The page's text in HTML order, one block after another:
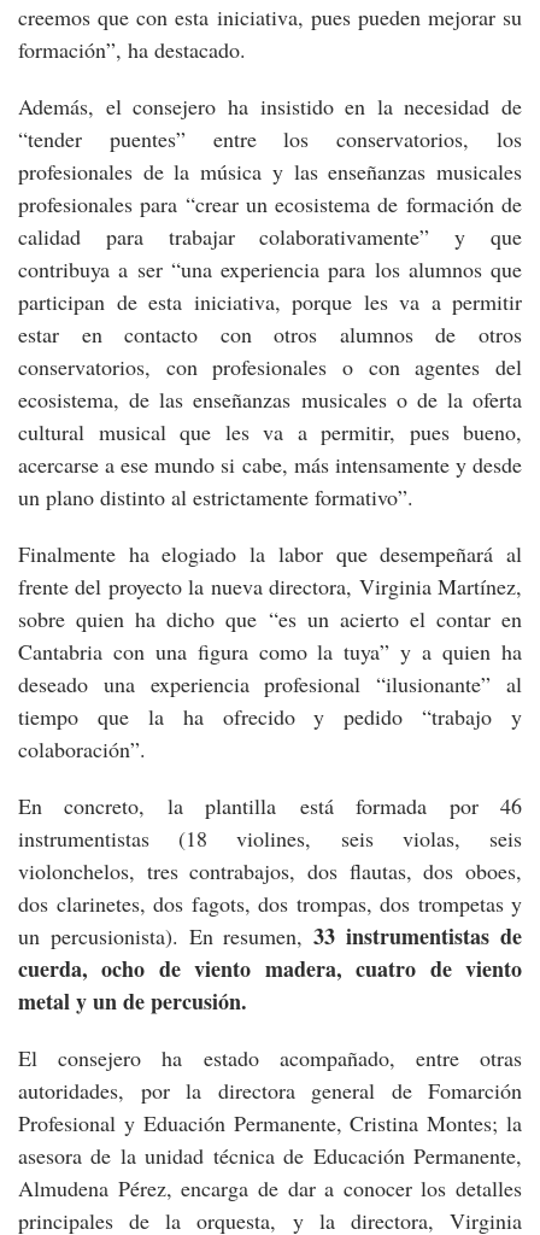
creemos que con esta iniciativa, pues pueden mejorar su
formación”, ha destacado.
Además, el consejero ha insistido en la necesidad de
“tender puentes” entre los conservatorios, los
profesionales de la música y las enseñanzas musicales
profesionales para “crear un ecosistema de formación de
calidad para trabajar colaborativamente” y que
contribuya a ser “una experiencia para los alumnos que
participan de esta iniciativa, porque les va a permitir
estar en contacto con otros alumnos de otros
conservatorios, con profesionales o con agentes del
ecosistema, de las enseñanzas musicales o de la oferta
cultural musical que les va a permitir, pues bueno,
acercarse a ese mundo si cabe, más intensamente y desde
un plano distinto al estrictamente formativo”.
Finalmente ha elogiado la labor que desempeñará al
frente del proyecto la nueva directora, Virginia Martínez,
sobre quien ha dicho que “es un acierto el contar en
Cantabria con una figura como la tuya” y a quien ha
deseado una experiencia profesional “ilusionante” al
tiempo que la ha ofrecido y pedido “trabajo y
colaboración”.
En concreto, la plantilla está formada por 46
instrumentistas (18 violines, seis violas, seis
violonchelos, tres contrabajos, dos flautas, dos oboes,
dos clarinetes, dos fagots, dos trompas, dos trompetas y
un percusionista). En resumen,33 instrumentistas de
cuerda, ocho de viento madera, cuatro de viento
metal y un de percusión.
El consejero ha estado acompañado, entre otras
autoridades, por la directora general de Fomarción
Profesional y Eduación Permanente, Cristina Montes; la
asesora de la unidad técnica de Educación Permanente,
Almudena Pérez, encarga de dar a conocer los detalles
principales de la orquesta, y la directora, Virginia